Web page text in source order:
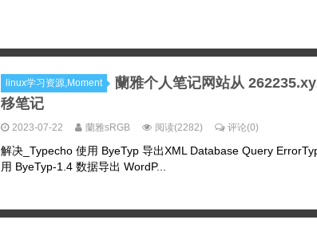
linux学习资源,Moment
蘭雅个人笔记网站从
移笔记
2023-07-22 蘭雅sRGB 阅读(2282) 评论(0)
解决_Typecho 使用 ByeTyp 导出XML Database Query
用 ByeTyp-1.4 数据导出 WordP...